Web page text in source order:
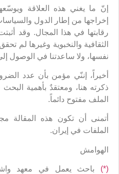
إنّ ما يغني هذه العلاقة
إخراجها من إطار الدول
رقابتها في هذا المجال. وقد
الثقافية والنخبوية وغيرها لم
نفسها، ولا ساعدتنا في الوصول
أخيراً، إننّي مؤمن بأن عدد
ذكرته هنا، ومعتقدٌ بأهمية
الملف مفتوح دائماً.
أتمنى أن تكون هذه
الملفات في إيران.
الهوامش
(*) باحث يعمل في معهد